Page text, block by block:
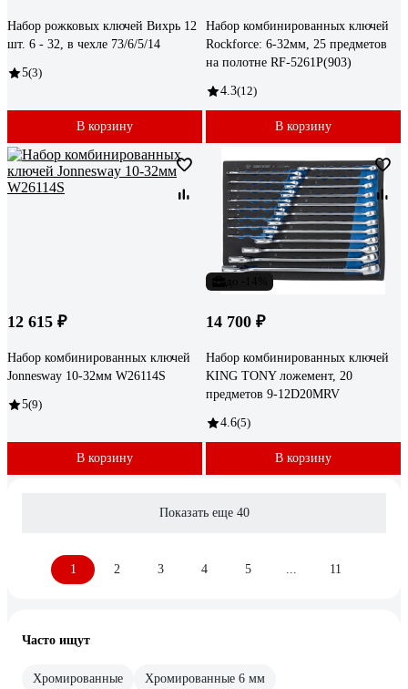
Набор рожковых ключей Вихрь 12
шт. 6 - 32, в чехле 73/6/5/14
5(3)
В корзину
Набор комбинированных ключей
Rockforce: 6-32мм, 25 предметов
на полотне RF-5261P(903)
4.3(12)
В корзину
12 615 ₽
Набор комбинированных ключей
Jonnesway 10-32мм W26114S
5(9)
В корзину
14 700 ₽
Набор комбинированных ключей
KING TONY ложемент, 20
предметов 9-12D20MRV
4.6(5)
В корзину
Показать еще 40
1 2 3 4 5 11
Часто ищут
Хромированные Хромированные 6 мм